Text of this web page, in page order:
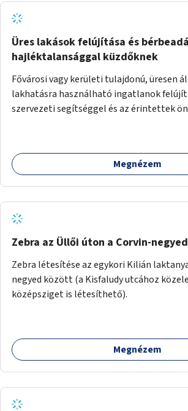
Üres lakások felújítása és
hajléktalansággal küzdőknek
Fővárosi vagy kerületi tulajdonú, üresen
lakhatásra használható ingatlanok
szervezeti segítséggel és az érintettek
Megnézem
Zebra az Üllői úton a Corvin-
Zebra létesítése az egykori Kilián
negyed között (a Kisfaludy utcához
középsziget is létesíthető).
Megnézem